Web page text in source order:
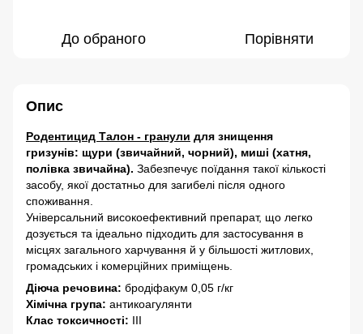
До обраного Порівняти
Опис
Родентицид Талон - гранули для знищення
гризунів: щури (звичайний, чорний), миші (хатня,
полівка звичайна). Забезпечує поїдання такої кількості
засобу, якої достатньо для загибелі після одного
споживання.
Універсальний високоефективний препарат, що легко
дозується та ідеально підходить для застосування в
місцях загального харчування й у більшості житлових,
громадських і комерційних приміщень.
Діюча речовина: бродіфакум 0,05 г/кг
Хімічна група: антикоагулянти
Клас токсичності: ІІІ